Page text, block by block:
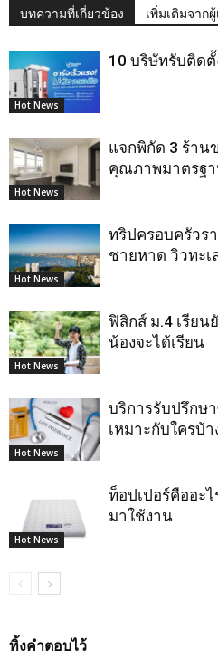
บทความที่เกี่ยวข้อง เพิ่มเติมจาก
Hot News
10 บริษัทรับติด
Hot News
แจกพิกัด 3 ร้าน
คุณภาพมาตรฐ
Hot News
ทริปครอบครัวร
ชายหาด วิวทะเ
Hot News
ฟิสิกส์ ม.4 เรียน
น้องจะได้เรียน
Hot News
บริการรับปรึกษ
เหมาะกับใครบ้า
Hot News
ท็อปเปอร์คืออะ
มาใช้งาน
ทิ้งคำตอบไว้